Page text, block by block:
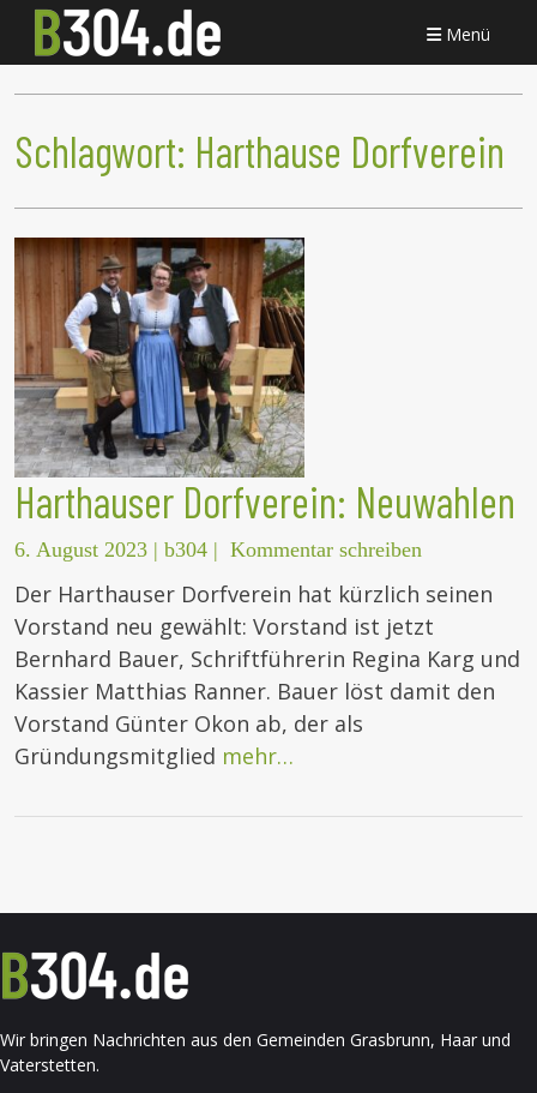
Menü
Schlagwort: Harthause Dorfverein
Harthauser Dorfverein: Neuwahlen
6. August 2023 | b304 | Kommentar schreiben
Der Harthauser Dorfverein hat kürzlich seinen
Vorstand neu gewählt: Vorstand ist jetzt
Bernhard Bauer, Schriftführerin Regina Karg und
Kassier Matthias Ranner. Bauer löst damit den
Vorstand Günter Okon ab, der als
Gründungsmitglied mehr…
Wir bringen Nachrichten aus den Gemeinden Grasbrunn, Haar und
Vaterstetten.